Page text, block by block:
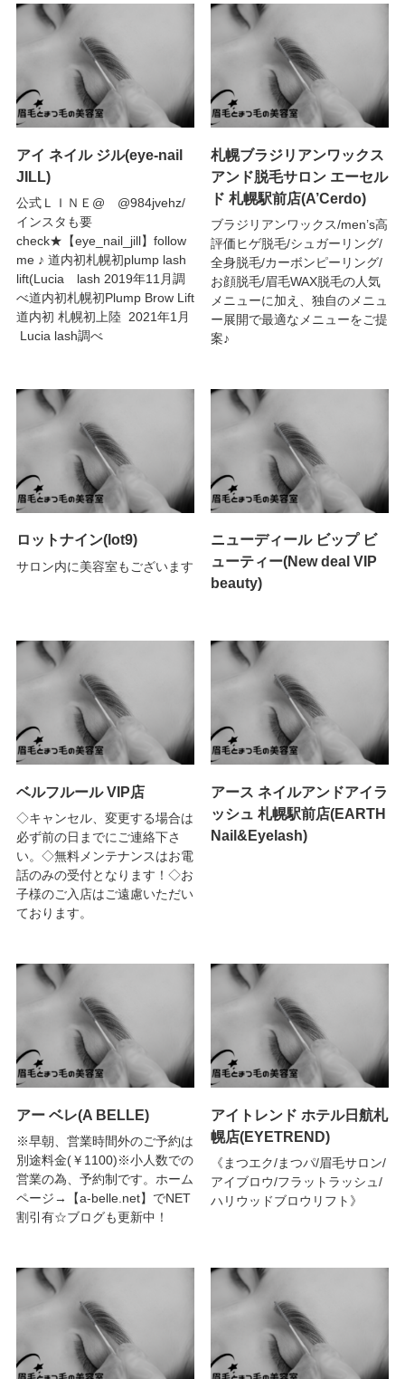
アイ ネイル ジル(eye-nail
JILL)
公式ＬＩＮＥ@ @984jvehz/
インスタも要
check★【eye_nail_jill】follow
me ♪ 道内初札幌初plump lash
lift(Lucia lash 2019年11月調
べ道内初札幌初Plump Brow Lift
道内初 札幌初上陸 2021年1月
Lucia lash調べ
札幌ブラジリアンワックス
アンド脱毛サロン エーセル
ド 札幌駅前店(A’Cerdo)
ブラジリアンワックス/men’s高
評価ヒゲ脱毛/シュガーリング/
全身脱毛/カーボンピーリング/
お顔脱毛/眉毛WAX脱毛の人気
メニューに加え、独自のメニュ
ー展開で最適なメニューをご提
案♪
ロットナイン(lot9)
サロン内に美容室もございます
ニューディール ビップ ビ
ューティー(New deal VIP
beauty)
ベルフルール VIP店
◇キャンセル、変更する場合は
必ず前の日までにご連絡下さ
い。◇無料メンテナンスはお電
話のみの受付となります！◇お
子様のご入店はご遠慮いただい
ております。
アース ネイルアンドアイラ
ッシュ 札幌駅前店(EARTH
Nail&Eyelash)
アー ベレ(A BELLE)
※早朝、営業時間外のご予約は
別途料金(￥1100)※小人数での
営業の為、予約制です。ホーム
ページ→【a-belle.net】でNET
割引有☆ブログも更新中！
アイトレンド ホテル日航札
幌店(EYETREND)
《まつエク/まつパ/眉毛サロン/
アイブロウ/フラットラッシュ/
ハリウッドブロウリフト》